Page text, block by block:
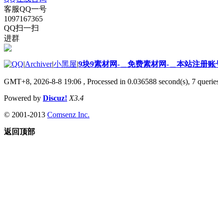
客服QQ一号
1097167365
QQ扫一扫
进群
|Archiver|小黑屋|9块9素材网-＿免费素材网-＿本站注册账
GMT+8, 2026-8-8 19:06 , Processed in 0.036588 second(s), 7
Powered by Discuz! X3.4
© 2001-2013 Comsenz Inc.
返回顶部